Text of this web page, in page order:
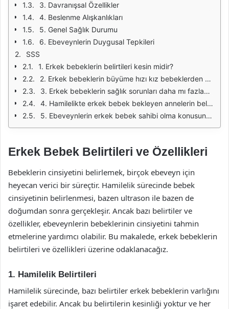
3. Davranışsal Özellikler
4. Beslenme Alışkanlıkları
5. Genel Sağlık Durumu
6. Ebeveynlerin Duygusal Tepkileri
SSS
1. Erkek bebeklerin belirtileri kesin midir?
2. Erkek bebeklerin büyüme hızı kız bebeklerden daha mı hızlıdır?
3. Erkek bebeklerin sağlık sorunları daha mı fazladır?
4. Hamilelikte erkek bebek bekleyen annelerin belirtileri nelerdir?
5. Ebeveynlerin erkek bebek sahibi olma konusundaki duygusal tepkileri nasıl olur?
Erkek Bebek Belirtileri ve Özellikleri
Bebeklerin cinsiyetini belirlemek, birçok ebeveyn için
heyecan verici bir süreçtir. Hamilelik sürecinde bebek
cinsiyetinin belirlenmesi, bazen ultrason ile bazen de
doğumdan sonra gerçekleşir. Ancak bazı belirtiler ve
özellikler, ebeveynlerin bebeklerinin cinsiyetini tahmin
etmelerine yardımcı olabilir. Bu makalede, erkek bebeklerin
belirtileri ve özellikleri üzerine odaklanacağız.
1. Hamilelik Belirtileri
Hamilelik sürecinde, bazı belirtiler erkek bebeklerin varlığını
işaret edebilir. Ancak bu belirtilerin kesinliği yoktur ve her